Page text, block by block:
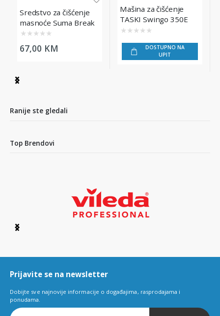
Sredstvo za čišćenje
masnoće Suma Break
Up D3.5, 5L
★ ★ ★ ★ ★
67,00 KM
Mašina za čišćenje
TASKI Swingo 350E
★ ★ ★ ★ ★
DOSTUPNO NA
UPIT
Item
5
Ranije ste gledali
Top Brendovi
Item
6
Prijavite se na newsletter
Dobijte sve najnovije informacije o događajima, rasprodajama i
ponudama.